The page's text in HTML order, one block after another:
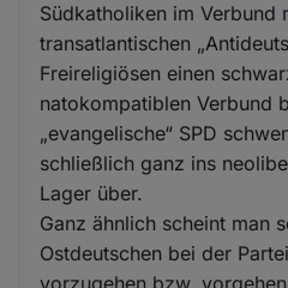
Südkatholiken im Verbund
transatlantischen
Freireligiösen einen
natokompatiblen Verbund
„evangelische“ SPD
schließlich ganz ins
Lager über.
Ganz ähnlich scheint man
Ostdeutschen bei der
vorzugehen bzw.